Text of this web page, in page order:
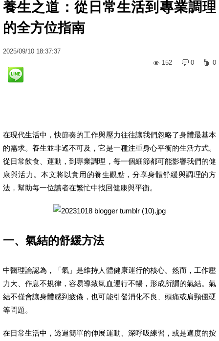
養生之道：從日常生活到專業調理
的全方位指南
2025/09/10 18:37:37
152
0 0
在現代生活中，快節奏的工作與壓力往往讓我們忽略了身體最基本
的需求。養生並非遙不可及，它是一種注重身心平衡的生活方式。
從日常飲食、運動，到專業調理，每一個細節都可能影響我們的健
康與活力。本文將以實用的養生觀點，分享身體舒緩與調理的方
法，幫助每一位讀者在繁忙中找回健康與平衡。
一、氣結的舒緩方法
中醫理論認為，「氣」是維持人體健康運行的核心。然而，工作壓
力大、作息不規律，容易導致氣血運行不暢，形成所謂的氣結。氣
結不僅會讓身體感到疲倦，也可能引發消化不良、頭痛或肩頸僵硬
等問題。
在日常生活中，透過簡單的伸展運動、深呼吸練習，或是適度的按